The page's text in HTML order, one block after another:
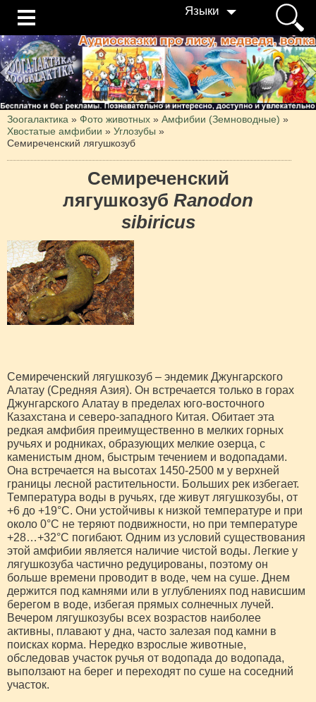
Языки
Зоогалактика » Фото животных » Амфибии (Земноводные) »
Хвостатые амфибии » Углозубы »
Семиреченский лягушкозуб
Семиреченский
лягушкозуб Ranodon
sibiricus
Семиреченский лягушкозуб – эндемик Джунгарского
Алатау (Средняя Азия). Он встречается только в горах
Джунгарского Алатау в пределах юго-восточного
Казахстана и северо-западного Китая. Обитает эта
редкая амфибия преимущественно в мелких горных
ручьях и родниках, образующих мелкие озерца, с
каменистым дном, быстрым течением и водопадами.
Она встречается на высотах 1450-2500 м у верхней
границы лесной растительности. Больших рек избегает.
Температура воды в ручьях, где живут лягушкозубы, от
+6 до +19°С. Они устойчивы к низкой температуре и при
около 0°С не теряют подвижности, но при температуре
+28…+32°С погибают. Одним из условий существования
этой амфибии является наличие чистой воды. Легкие у
лягушкозуба частично редуцированы, поэтому он
больше времени проводит в воде, чем на суше. Днем
держится под камнями или в углублениях под нависшим
берегом в воде, избегая прямых солнечных лучей.
Вечером лягушкозубы всех возрастов наиболее
активны, плавают у дна, часто залезая под камни в
поисках корма. Нередко взрослые животные,
обследовав участок ручья от водопада до водопада,
выползают на берег и переходят по суше на соседний
участок.